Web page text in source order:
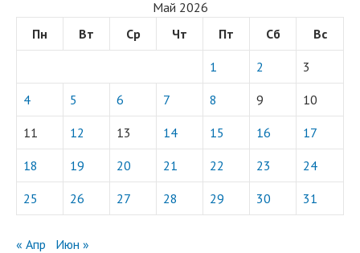
Май 2026
Пн
Вт Ср Чт Пт Сб Вс
1 2 3
4 5 6 7 8 9 10
11 12 13 14 15 16 17
18 19 20 21 22 23 24
25 26 27 28 29 30 31
« Апр Июн »